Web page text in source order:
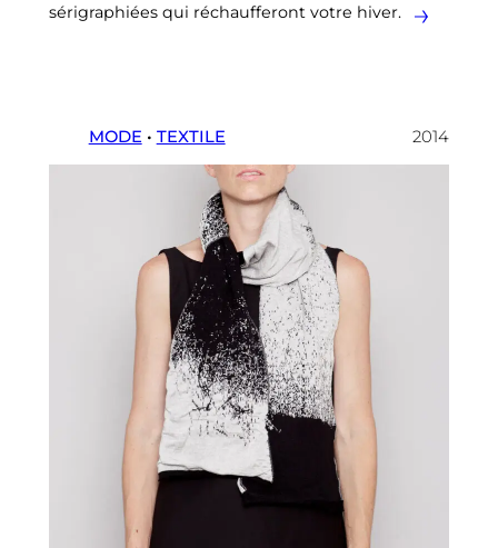
sérigraphiées qui réchaufferont votre hiver.
MODE • TEXTILE 2014